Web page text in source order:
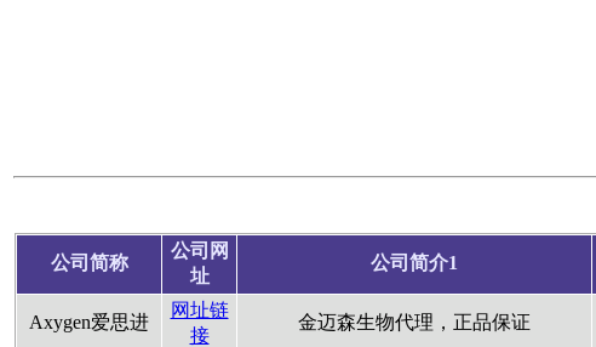
公司简称
公司网
址
公司简介1
Axygen爱思进
网址链
接
金迈森生物代理，正品保证